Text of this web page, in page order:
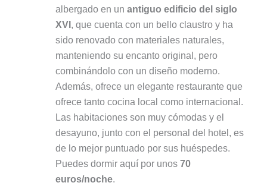
albergado en un antiguo edificio del siglo
XVI , que cuenta con un bello claustro y ha
sido renovado con materiales naturales,
manteniendo su encanto original, pero
combinándolo con un diseño moderno.
Además, ofrece un elegante restaurante que
ofrece tanto cocina local como internacional.
Las habitaciones son muy cómodas y el
desayuno, junto con el personal del hotel, es
de lo mejor puntuado por sus huéspedes.
Puedes dormir aquí por unos 70
euros/noche.